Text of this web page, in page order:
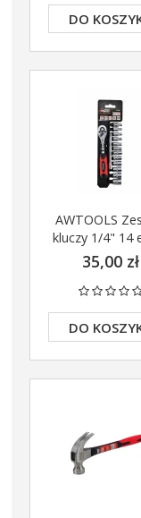
DO
AWTOOLS
kluczy 1/4" 14
AW39011
35,00 zł
DO